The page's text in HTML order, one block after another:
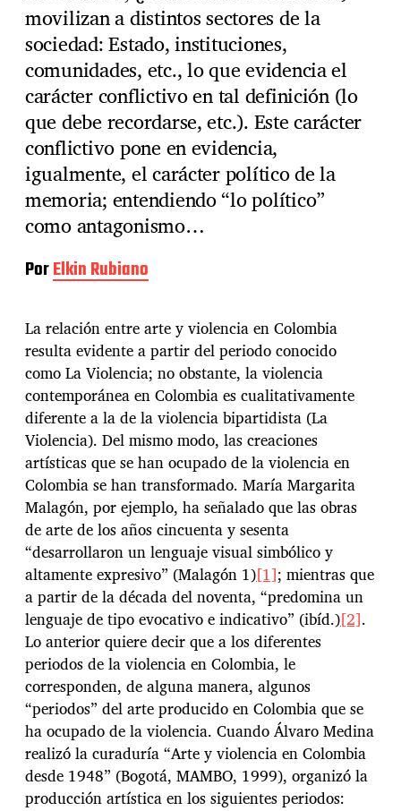
movilizan a distintos sectores de la
sociedad: Estado, instituciones,
comunidades, etc., lo que evidencia el
carácter conflictivo en tal definición (lo
que debe recordarse, etc.). Este carácter
conflictivo pone en evidencia,
igualmente, el carácter político de la
memoria; entendiendo “lo político”
como antagonismo…
PorElkin Rubiano
La relación entre arte y violencia en Colombia
resulta evidente a partir del periodo conocido
como La Violencia; no obstante, la violencia
contemporánea en Colombia es cualitativamente
diferente a la de la violencia bipartidista (La
Violencia). Del mismo modo, las creaciones
artísticas que se han ocupado de la violencia en
Colombia se han transformado. María Margarita
Malagón, por ejemplo, ha señalado que las obras
de arte de los años cincuenta y sesenta
“desarrollaron un lenguaje visual simbólico y
altamente expresivo” (Malagón 1)[1]; mientras que
a partir de la década del noventa, “predomina un
lenguaje de tipo evocativo e indicativo” (ibíd.)[2].
Lo anterior quiere decir que a los diferentes
periodos de la violencia en Colombia, le
corresponden, de alguna manera, algunos
“periodos” del arte producido en Colombia que se
ha ocupado de la violencia. Cuando Álvaro Medina
realizó la curaduría “Arte y violencia en Colombia
desde 1948” (Bogotá, MAMBO, 1999), organizó la
producción artística en los siguientes periodos: